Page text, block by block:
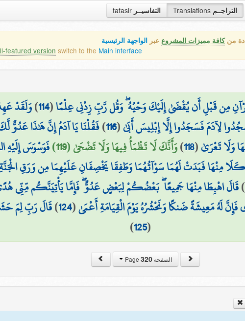
tafasir التفاسيــر Translations التراجــم
منكافة مميزات المشروع عبر الواجهة الرئيسية
featured version switch to the Main interface
مِن قَبْلِ أَن يُقْضَىٰ إِلَيْكَ وَحْيُهُ ۖ وَقُل رَّبِّ زِدْنِي عِلْمًا(
114
)وَلَقَدْ
لِآدَمَ فَسَجَدُوا إِلَّا إِبْلِيسَ أَبَىٰ(
116
)فَقُلْنَا يَا آدَمُ إِنَّ هَٰذَا عَدُوٌّ
وَلَا تَعْرَىٰ(
118
)وَأَنَّكَ لَا تَظْمَأُ فِيهَا وَلَا تَضْحَىٰ (119)
فَوَسْوَسَ إِلَيْهِ
مِنْهَا فَبَدَتْ لَهُمَا سَوْآتُهُمَا وَطَفِقَا يَخْصِفَانِ عَلَيْهِمَا مِن وَرَقِ
)قَالَ اهْبِطَا مِنْهَا جَمِيعًا ۖ بَعْضُكُمْ لِبَعْضٍ عَدُوٌّ ۖ فَإِمَّا يَأْتِيَنَّكُم مِّنِّي
لَهُ مَعِيشَةً ضَنكًا وَنَحْشُرُهُ يَوْمَ الْقِيَامَةِ أَعْمَىٰ(
124
)قَالَ رَبِّ لِمَ
(
125
)
الصفحة Page320